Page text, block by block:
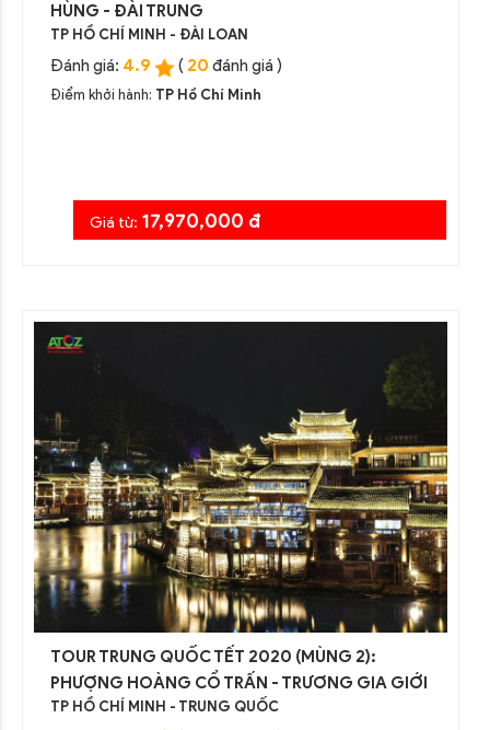
HÙNG - ĐÀI TRUNG
TP HỒ CHÍ MINH - ĐÀI LOAN
Đánh giá: 4.9 ( 20 đánh giá )
Điểm khởi hành: TP Hồ Chí Minh
Giá từ: 17,970,000 đ
TOUR TRUNG QUỐC TẾT 2020 (MÙNG 2):
PHƯỢNG HOÀNG CỔ TRẤN - TRƯƠNG GIA GIỚI
TP HỒ CHÍ MINH - TRUNG QUỐC